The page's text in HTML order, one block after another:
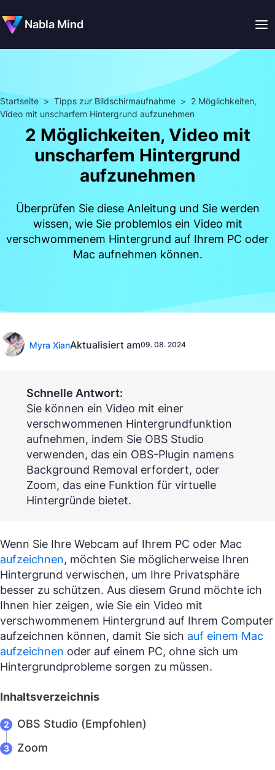
Nabla Mind
Startseite > Tipps zur Bildschirmaufnahme > 2 Möglichkeiten,
Video mit unscharfem Hintergrund aufzunehmen
2 Möglichkeiten, Video mit
unscharfem Hintergrund
aufzunehmen
Überprüfen Sie diese Anleitung und Sie werden
wissen, wie Sie problemlos ein Video mit
verschwommenem Hintergrund auf Ihrem PC oder
Mac aufnehmen können.
Myra XianAktualisiert am09. 08. 2024
Schnelle Antwort:
Sie können ein Video mit einer
verschwommenen Hintergrundfunktion
aufnehmen, indem Sie OBS Studio
verwenden, das ein OBS-Plugin namens
Background Removal erfordert, oder
Zoom, das eine Funktion für virtuelle
Hintergründe bietet.
Wenn Sie Ihre Webcam auf Ihrem PC oder Mac
aufzeichnen, möchten Sie möglicherweise Ihren
Hintergrund verwischen, um Ihre Privatsphäre
besser zu schützen. Aus diesem Grund möchte ich
Ihnen hier zeigen, wie Sie ein Video mit
verschwommenem Hintergrund auf Ihrem Computer
aufzeichnen können, damit Sie sich auf einem Mac
aufzeichnen oder auf einem PC, ohne sich um
Hintergrundprobleme sorgen zu müssen.
Inhaltsverzeichnis
OBS Studio (Empfohlen)
Zoom